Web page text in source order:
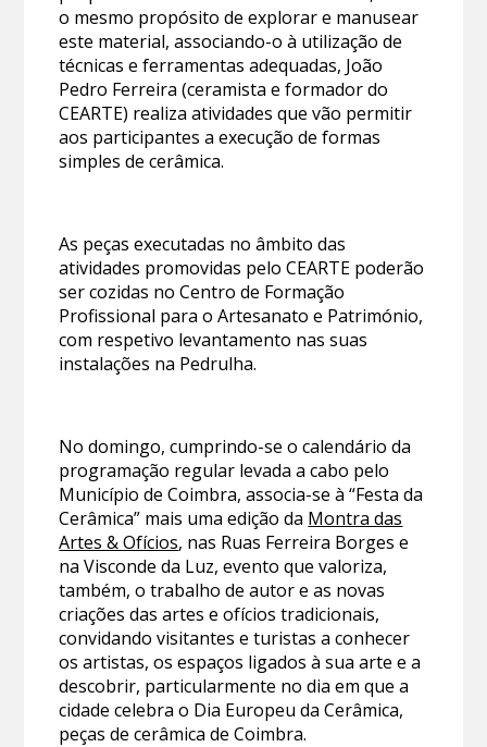
o mesmo propósito de explorar e manusear
este material, associando-o à utilização de
técnicas e ferramentas adequadas, João
Pedro Ferreira (ceramista e formador do
CEARTE) realiza atividades que vão permitir
aos participantes a execução de formas
simples de cerâmica.
As peças executadas no âmbito das
atividades promovidas pelo CEARTE poderão
ser cozidas no Centro de Formação
Profissional para o Artesanato e Património,
com respetivo levantamento nas suas
instalações na Pedrulha.
No domingo, cumprindo-se o calendário da
programação regular levada a cabo pelo
Município de Coimbra, associa-se à “Festa da
Cerâmica” mais uma edição da Montra das
Artes & Ofícios, nas Ruas Ferreira Borges e
na Visconde da Luz, evento que valoriza,
também, o trabalho de autor e as novas
criações das artes e ofícios tradicionais,
convidando visitantes e turistas a conhecer
os artistas, os espaços ligados à sua arte e a
descobrir, particularmente no dia em que a
cidade celebra o Dia Europeu da Cerâmica,
peças de cerâmica de Coimbra.